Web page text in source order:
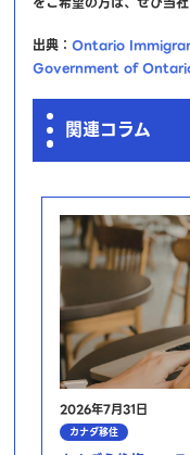
出典：Ontario
Government of
関連コラム
2026年7月31日
カナダ移住